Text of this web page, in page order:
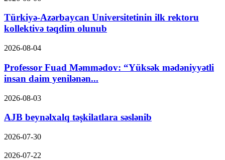
Türkiyə-Azərbaycan Universitetinin ilk rektoru
kollektivə təqdim olunub
2026-08-04
Professor Fuad Məmmədov: “Yüksək mədəniyyətli
insan daim yenilənən...
2026-08-03
AJB beynəlxalq təşkilatlara səslənib
2026-07-30
2026-07-22